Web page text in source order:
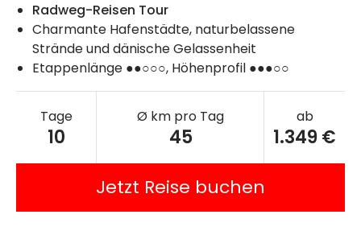
Radweg-Reisen Tour
Charmante Hafenstädte, naturbelassene
Strände und dänische Gelassenheit
Etappenlänge ●●○○○, Höhenprofil ●●●○○
Tage
10
Ø km pro Tag
45
ab
1.349 €
Jetzt Reise buchen